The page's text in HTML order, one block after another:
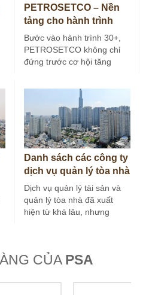
PETROSETCO – Nền
tảng cho hành trình
30+
Bước vào hành trình 30+,
PETROSETCO không chỉ
đứng trước cơ hội tăng
Danh sách các công ty
dịch vụ quản lý tòa nhà
tại Hà Nội
Dịch vụ quản lý tài sản và
quản lý tòa nhà đã xuất
hiện từ khá lâu, nhưng
CỦA PSA